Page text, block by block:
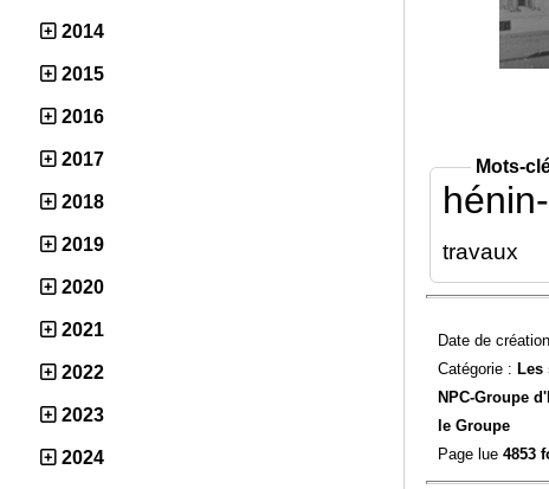
2014
2015
2016
2017
2018
2019
2020
2021
2022
2023
2024
Mots-
travaux
Date de
Catégorie : Les
NPC-Groupe
le Groupe
Page lue 4853